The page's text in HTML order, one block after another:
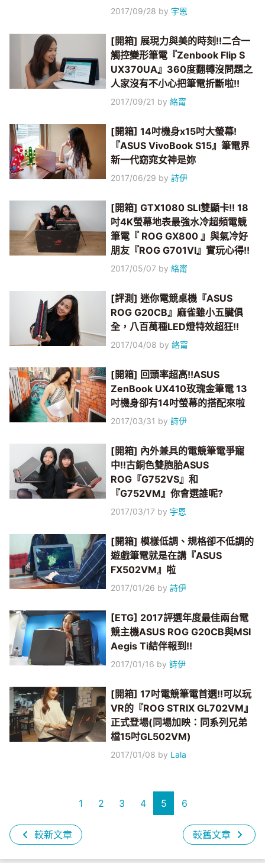
2017/09/28 by 宇恩
[開箱] 展現力與美的時刻!!二合一
觸控變形筆電『Zenbook Flip S
UX370UA』360度翻轉沒問題之
人家沒有不小心把筆電折斷啦!!
2017/09/21 by絡甯
[開箱] 14吋機身x15吋大螢幕!
『ASUS VivoBook S15』筆電界
新一代窈窕女神是妳
2017/06/29 by詩伊
[開箱] GTX1080 SLI雙顯卡!! 18
吋4K螢幕地表最強水冷超頻電競
筆電『 ROG GX800 』與氣冷好
朋友『ROG G701VI』實玩心得!!
2017/05/07 by絡甯
[評測] 迷你電競桌機『ASUS
ROG G20CB』麻雀雖小五臟俱
全，八百萬種LED燈特效超狂!!
2017/04/08 by絡甯
[開箱] 回頭率超高!!ASUS
ZenBook UX410玫瑰金筆電 13
吋機身卻有14吋螢幕的搭配來啦
2017/03/31 by詩伊
[開箱] 內外兼具的電競筆電爭寵
中!!古銅色雙胞胎ASUS
ROG『G752VS』和
『G752VM』你會選誰呢?
2017/03/17 by 宇恩
[開箱] 模樣低調、規格卻不低調的
遊戲筆電就是在講『ASUS
FX502VM』啦
2017/01/26 by詩伊
[ETG] 2017評選年度最佳兩台電
競主機ASUS ROG G20CB與MSI
Aegis Ti結伴報到!!
2017/01/16 by詩伊
[開箱] 17吋電競筆電首選!!可以玩
VR的『ROG STRIX GL702VM』
正式登場(同場加映：同系列兄弟
檔15吋GL502VM)
2017/01/08 by Lala
較新文章
1 2 3 4 5 6
較舊文章